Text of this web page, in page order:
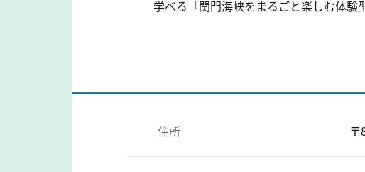
学べる「関門海峡をまるごと楽しむ体験
住所